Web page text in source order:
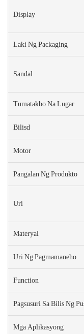
Display
Laki Ng Packaging
Sandal
Tumatakbo Na Lugar
Bilisd
Motor
Pangalan Ng Produkto
Uri
Materyal
Uri Ng Pagmamaneho
Function
Pagsusuri Sa Bilis Ng
Mga Aplikasyong